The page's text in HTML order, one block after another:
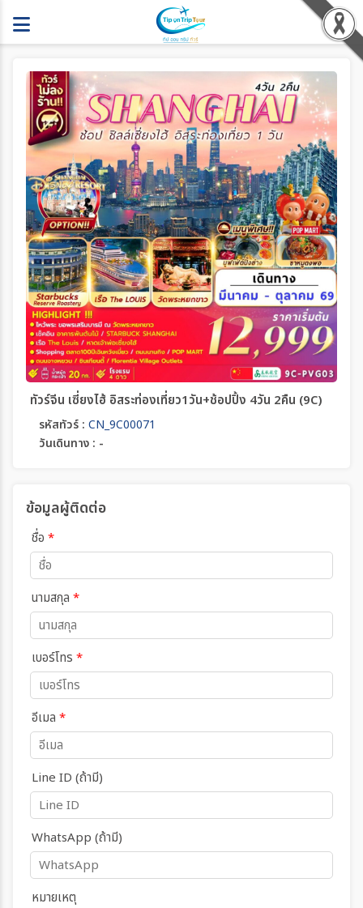
ทัวร์จีน เซี่ยงไฮ้ อิสระท่องเที่ยว1วัน+ช้อปปิ้ง 4วัน 2คืน (9C)
รหัสทัวร์ : CN_9C00071
วันเดินทาง : -
ข้อมูลผู้ติดต่อ
ชื่อ *
นามสกุล *
เบอร์โทร *
อีเมล *
Line ID (ถ้ามี)
WhatsApp (ถ้ามี)
หมายเหตุ